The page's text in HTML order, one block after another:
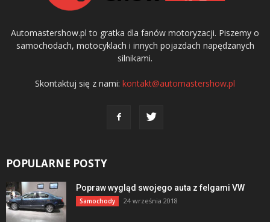
Automastershow.pl to gratka dla fanów motoryzacji. Piszemy o
samochodach, motocyklach i innych pojazdach napędzanych
silnikami.
Skontaktuj się z nami: kontakt@automastershow.pl
POPULARNE POSTY
Popraw wygląd swojego auta z felgami VW
Samochody 24 września 2018